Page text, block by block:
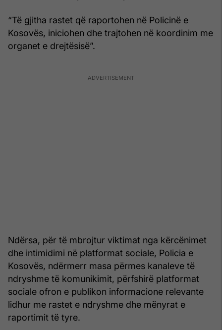
“Të gjitha rastet që raportohen në Policinë e
Kosovës, iniciohen dhe trajtohen në koordinim me
organet e drejtësisë”.
Ndërsa, për të mbrojtur viktimat nga kërcënimet
dhe intimidimi në platformat sociale, Policia e
Kosovës, ndërmerr masa përmes kanaleve të
ndryshme të komunikimit, përfshirë platformat
sociale ofron e publikon informacione relevante
lidhur me rastet e ndryshme dhe mënyrat e
raportimit të tyre.